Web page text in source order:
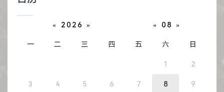
« 2026 » « 08 »
一 二 三 四 五 六 日
1 2
3 4 5 6 7 8 9